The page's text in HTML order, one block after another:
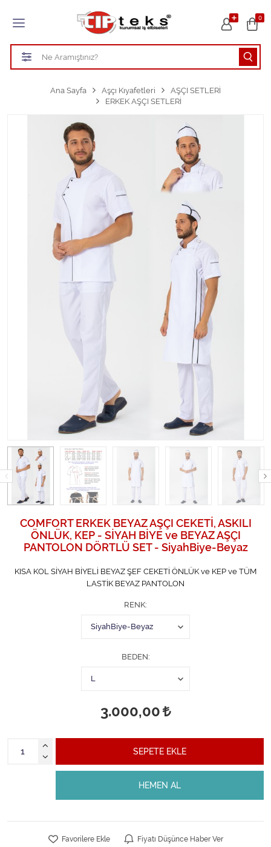
0
Tüm Kategoriler
HASTANE KIYAFETLERİ
TEMİZLİK PERSONEL FORMALARI
Aşçı Kıyafetleri
Tüm Kategorileri Gör
Ana Sayfa Aşçı Kıyafetleri
AŞÇI SETLERİ
ERKEK AŞÇI SETLERİ
COMFORT ERKEK BEYAZ AŞÇI CEKETİ, ASKILI
ÖNLÜK, KEP - SİYAH BİYE ve BEYAZ AŞÇI
PANTOLON DÖRTLÜ SET - SiyahBiye-Beyaz
KISA KOL SİYAH BİYELİ BEYAZ ŞEF CEKETİ ÖNLÜK ve KEP ve TÜM
LASTİK BEYAZ PANTOLON
RENK
BEDEN
3.000,00
SEPETE EKLE
HEMEN AL
Favorilere Ekle Fiyatı Düşünce Haber Ver